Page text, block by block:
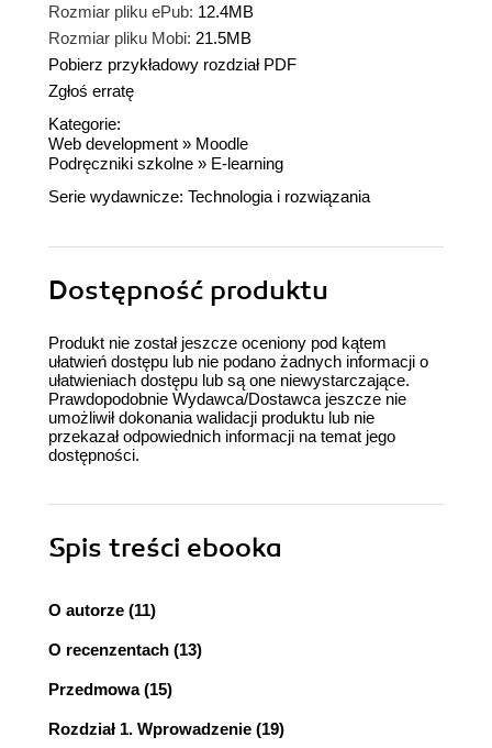
Rozmiar pliku ePub: 12.4MB
Rozmiar pliku Mobi: 21.5MB
Pobierz przykładowy rozdział PDF
Zgłoś erratę
Kategorie:
Web development » Moodle
Podręczniki szkolne » E-learning
Serie wydawnicze: Technologia i rozwiązania
Dostępność produktu
Produkt nie został jeszcze oceniony pod kątem
ułatwień dostępu lub nie podano żadnych informacji o
ułatwieniach dostępu lub są one niewystarczające.
Prawdopodobnie Wydawca/Dostawca jeszcze nie
umożliwił dokonania walidacji produktu lub nie
przekazał odpowiednich informacji na temat jego
dostępności.
Spis treści ebooka
O autorze (11)
O recenzentach (13)
Przedmowa (15)
Rozdział 1. Wprowadzenie (19)